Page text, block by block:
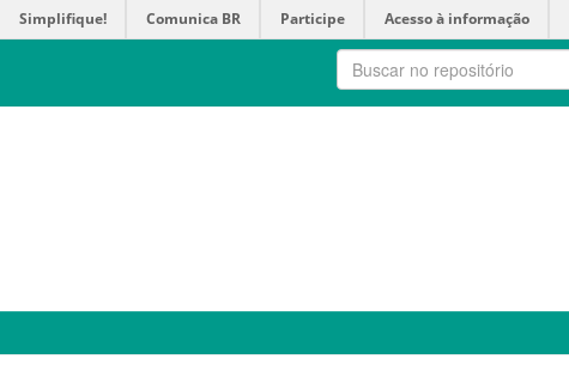
Simplifique! Comunica BR Participe Acesso à informação